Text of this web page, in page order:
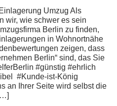
Umzug Als
wir, wie schwer es sein
Berlin zu finden,
in Wohnortnähe
zeigen, dass
Berlin“ sind, das Sie
#günstig #ehrlich
#Kunde-ist-König
an Ihrer Seite wird selbst die